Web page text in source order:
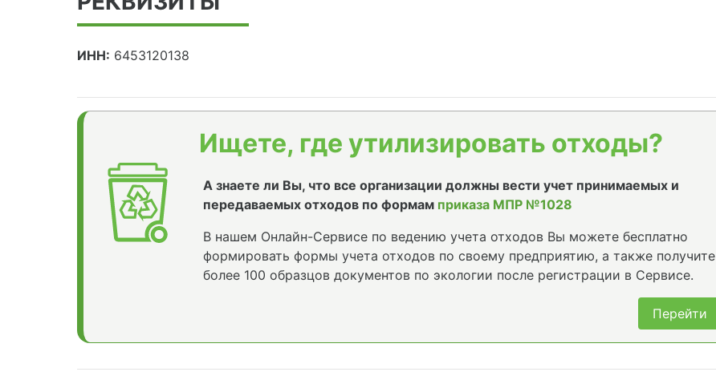
ИНН: 6453120138
Ищете, где утилизировать отходы?
А знаете ли Вы, что все организации должны вести учет принимаемых и
передаваемых отходов по формам приказа МПР №1028
В нашем Онлайн-Сервисе по ведению учета отходов Вы можете бесплатно
формировать формы учета отходов по своему предприятию, а также получите
более 100 образцов документов по экологии после регистрации в Сервисе.
Перейти